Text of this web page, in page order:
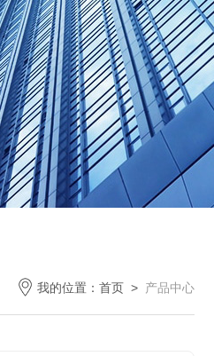
我的位置： 首页 > 产品中心